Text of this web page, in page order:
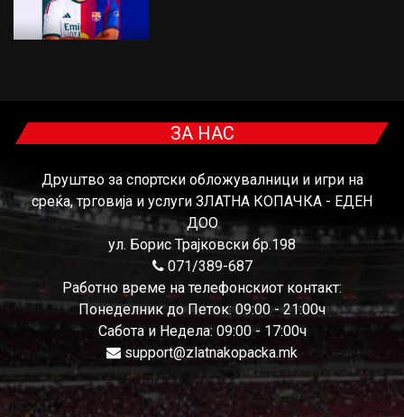
ЗА НАС
Друштво за спортски обложувалници и игри на
среќа, трговија и услуги ЗЛАТНА КОПАЧКА - ЕДЕН
ДОО
ул. Борис Трајковски бр.198
071/389-687
Работно време на телефонскиот контакт:
Понеделник до Петок: 09:00 - 21:00ч
Сабота и Недела: 09:00 - 17:00ч
support@zlatnakopacka.mk